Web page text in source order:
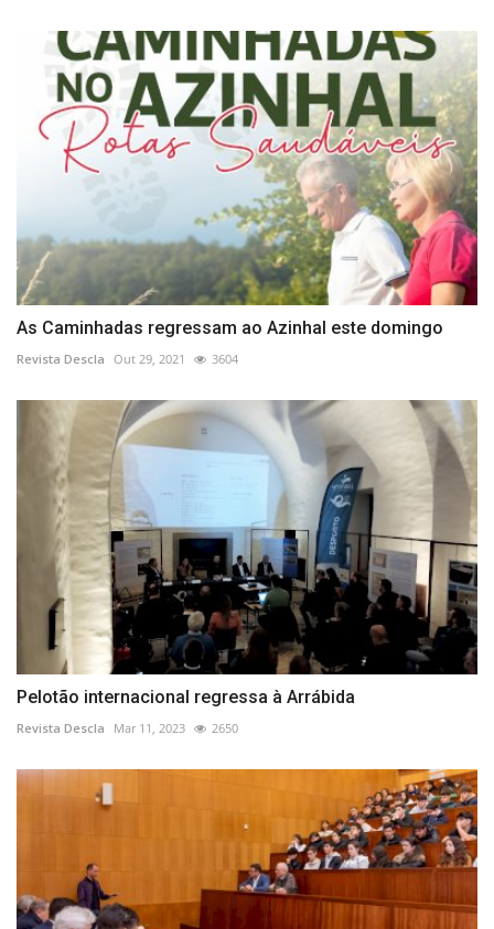
As Caminhadas regressam ao Azinhal este domingo
Revista Descla Out 29, 2021 3604
Pelotão internacional regressa à Arrábida
Revista Descla Mar 11, 2023 2650